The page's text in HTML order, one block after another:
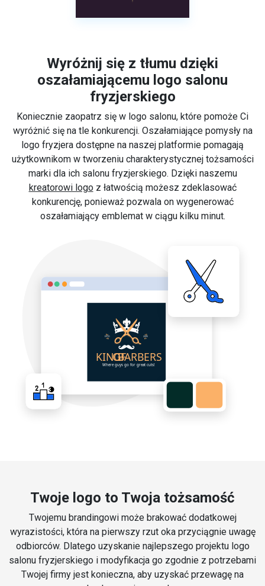
Wyróżnij się z tłumu dzięki
oszałamiającemu logo salonu
fryzjerskiego
Koniecznie zaopatrz się w logo salonu, które pomoże Ci
wyróżnić się na tle konkurencji. Oszałamiające pomysły na
logo fryzjera dostępne na naszej platformie pomagają
użytkownikom w tworzeniu charakterystycznej tożsamości
marki dla ich salonu fryzjerskiego. Dzięki naszemu
kreatorowi logoz łatwością możesz zdeklasować
konkurencję, ponieważ pozwala on wygenerować
oszałamiający emblemat w ciągu kilku minut.
Twoje logo to Twoja tożsamość
Twojemu brandingowi może brakować dodatkowej
wyrazistości, która na pierwszy rzut oka przyciągnie uwagę
odbiorców. Dlatego uzyskanie najlepszego projektu logo
salonu fryzjerskiego i modyfikacja go zgodnie z potrzebami
Twojej firmy jest konieczna, aby uzyskać przewagę na